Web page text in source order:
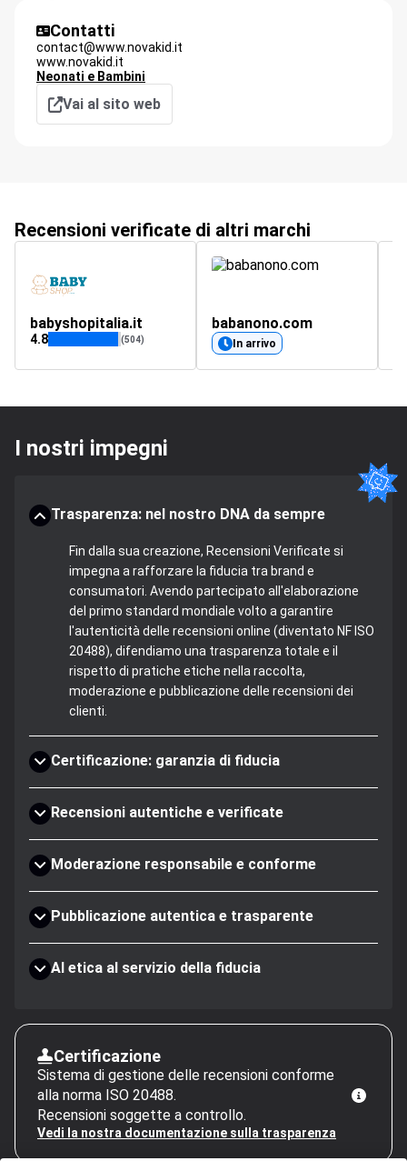
Contatti
contact@www.novakid.it
www.novakid.it
Neonati e Bambini
Vai al sito web
Recensioni verificate di altri marchi
babyshopitalia.it
4.8 (504)
babanono.com
In arrivo
I nostri impegni
Trasparenza: nel nostro DNA da sempre
Fin dalla sua creazione, Recensioni Verificate si
impegna a rafforzare la fiducia tra brand e
consumatori. Avendo partecipato all'elaborazione
del primo standard mondiale volto a garantire
l'autenticità delle recensioni online (diventato NF ISO
20488), difendiamo una trasparenza totale e il
rispetto di pratiche etiche nella raccolta,
moderazione e pubblicazione delle recensioni dei
clienti.
Certificazione: garanzia di fiducia
Recensioni autentiche e verificate
Moderazione responsabile e conforme
Pubblicazione autentica e trasparente
AI etica al servizio della fiducia
Certificazione
Sistema di gestione delle recensioni conforme
alla norma ISO 20488.
Recensioni soggette a controllo.
Vedi la nostra documentazione sulla trasparenza